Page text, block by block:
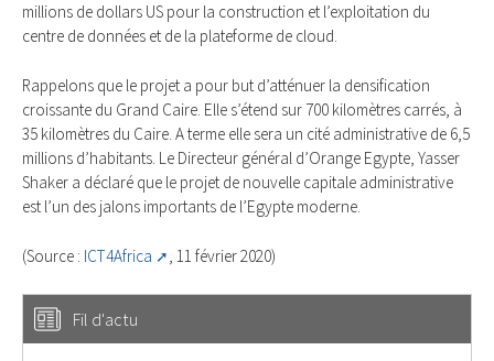
millions de dollars US pour la construction et l’exploitation du
centre de données et de la plateforme de cloud.
Rappelons que le projet a pour but d’atténuer la densification
croissante du Grand Caire. Elle s’étend sur 700 kilomètres carrés, à
35 kilomètres du Caire. A terme elle sera un cité administrative de 6,5
millions d’habitants. Le Directeur général d’Orange Egypte, Yasser
Shaker a déclaré que le projet de nouvelle capitale administrative
est l’un des jalons importants de l’Egypte moderne.
(Source : ICT4Africa , 11 février 2020)
Fil d'actu